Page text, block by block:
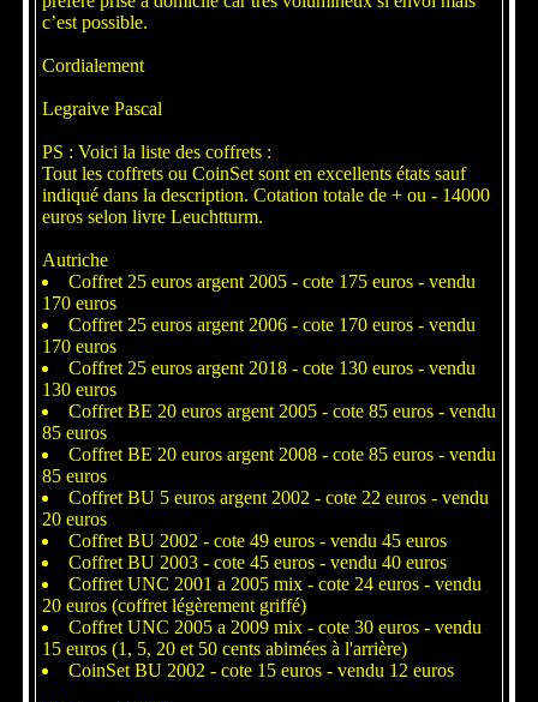
c’est possible.
Cordialement
Legraive Pascal
PS : Voici la liste des coffrets :
Tout les coffrets ou CoinSet sont en excellents états sauf
indiqué dans la description. Cotation totale de + ou - 14000
euros selon livre Leuchtturm.
Autriche
Coffret 25 euros argent 2005 - cote 175 euros - vendu
170 euros
Coffret 25 euros argent 2006 - cote 170 euros - vendu
170 euros
Coffret 25 euros argent 2018 - cote 130 euros - vendu
130 euros
Coffret BE 20 euros argent 2005 - cote 85 euros - vendu
85 euros
Coffret BE 20 euros argent 2008 - cote 85 euros - vendu
85 euros
Coffret BU 5 euros argent 2002 - cote 22 euros - vendu
20 euros
Coffret BU 2002 - cote 49 euros - vendu 45 euros
Coffret BU 2003 - cote 45 euros - vendu 40 euros
Coffret UNC 2001 a 2005 mix - cote 24 euros - vendu
20 euros (coffret légèrement griffé)
Coffret UNC 2005 a 2009 mix - cote 30 euros - vendu
15 euros (1, 5, 20 et 50 cents abimées à l'arrière)
CoinSet BU 2002 - cote 15 euros - vendu 12 euros